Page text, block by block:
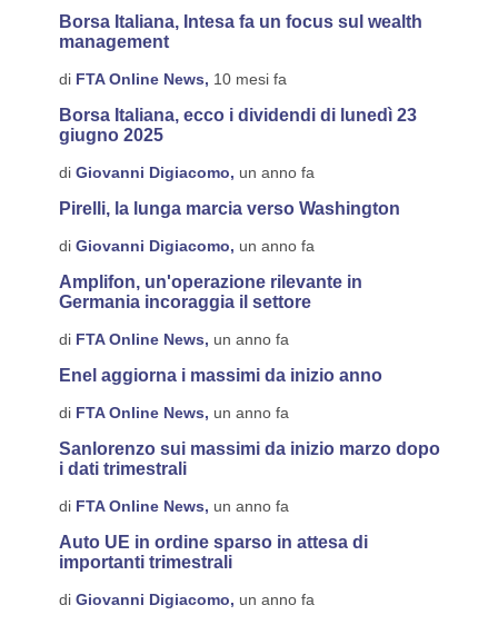
Borsa Italiana, Intesa fa un focus sul wealth
management
di FTA Online News, 10 mesi fa
Borsa Italiana, ecco i dividendi di lunedì 23
giugno 2025
di Giovanni Digiacomo, un anno fa
Pirelli, la lunga marcia verso Washington
di Giovanni Digiacomo, un anno fa
Amplifon, un'operazione rilevante in
Germania incoraggia il settore
di FTA Online News, un anno fa
Enel aggiorna i massimi da inizio anno
di FTA Online News, un anno fa
Sanlorenzo sui massimi da inizio marzo dopo
i dati trimestrali
di FTA Online News, un anno fa
Auto UE in ordine sparso in attesa di
importanti trimestrali
di Giovanni Digiacomo, un anno fa